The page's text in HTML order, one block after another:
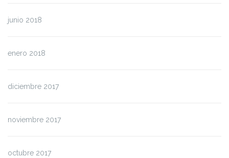
junio 2018
enero 2018
diciembre 2017
noviembre 2017
octubre 2017